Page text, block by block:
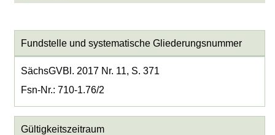
Fundstelle und systematische Gliederungsnummer
SächsGVBl. 2017 Nr. 11, S. 371
Fsn-Nr.: 710-1.76/2
Gültigkeitszeitraum